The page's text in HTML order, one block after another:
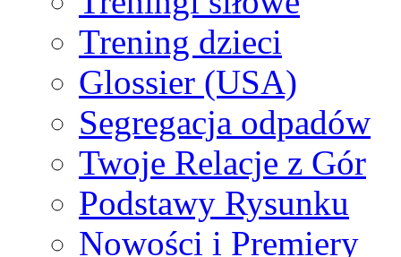
Trening dzieci
Glossier (USA)
Segregacja odpadów
Twoje Relacje z Gór
Podstawy Rysunku
Nowości i Premiery